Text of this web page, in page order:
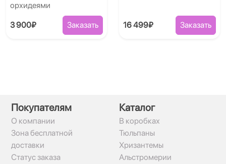
орхидеями
3 900₽ Заказать 16 499₽ Заказать
Покупателям
О компании
Зона бесплатной
доставки
Статус заказа
Каталог
В коробках
Тюльпаны
Хризантемы
Альстромерии